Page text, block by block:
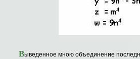
Выведенное мною объединение